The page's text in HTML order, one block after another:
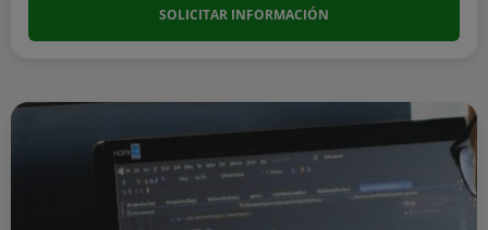
SOLICITAR INFORMACIÓN